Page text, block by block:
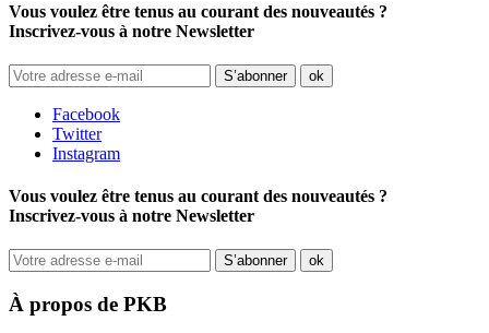
Vous voulez être tenus au courant des nouveautés ?
Inscrivez-vous à notre Newsletter
Facebook
Twitter
Instagram
Vous voulez être tenus au courant des nouveautés ?
Inscrivez-vous à notre Newsletter
À propos de PKB